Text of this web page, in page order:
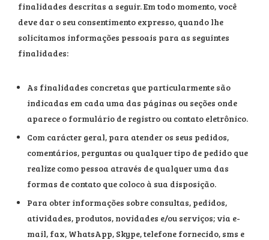
finalidades descritas a seguir. Em todo momento, você
deve dar o seu consentimento expresso, quando lhe
solicitamos informações pessoais para as seguintes
finalidades:
As finalidades concretas que particularmente são
indicadas em cada uma das páginas ou seções onde
aparece o formulário de registro ou contato eletrônico.
Com carácter geral, para atender os seus pedidos,
comentários, perguntas ou qualquer tipo de pedido que
realize como pessoa através de qualquer uma das
formas de contato que coloco à sua disposição.
Para obter informações sobre consultas, pedidos,
atividades, produtos, novidades e/ou serviços; via e-
mail, fax, WhatsApp, Skype, telefone fornecido, sms e